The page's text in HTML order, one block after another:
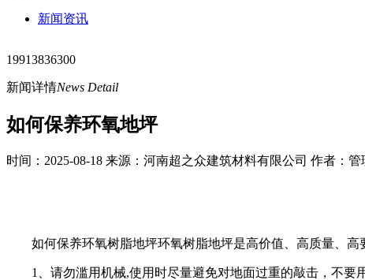
新闻资讯
19913836300
新闻详情News Detail
如何保养环氧地坪
时间：2025-08-18 来源：河南超之众建筑材料有限公司 作者：管
如何保养环氧树脂地坪环氧树脂地坪是高价值、高质量、
1、请勿滥用机械,使用时尽量避免对地面过重的敲击，不要